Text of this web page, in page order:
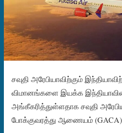
சவுதி அரேபியாவிற்கும்
விமானங்களை இயக்க
அங்கீகரித்துள்ளதாக சவுதி
போக்குவரத்து ஆணையம் (GACA)